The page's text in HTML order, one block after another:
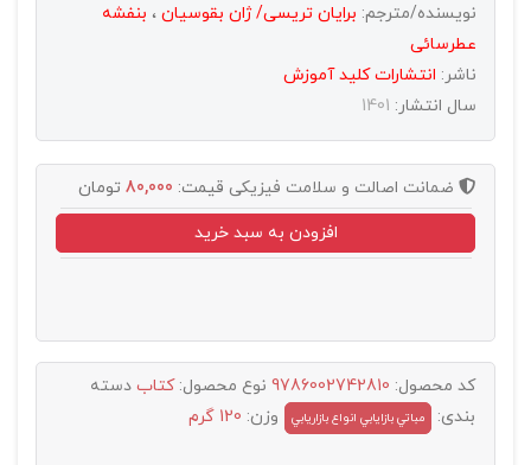
نویسنده/مترجم: برایان تریسی/ ژان بقوسیان ، بنفشه
عطرسائی
ناشر: انتشارات كليد آموزش
سال انتشار: 1401
ضمانت اصالت و سلامت فیزیکی قیمت: 80,000 تومان
افزودن به سبد خرید
کد محصول: 9786002742810 نوع محصول:کتاب دسته
بندی:
مباتي بازايابي انواع بازاريابي وزن: 120 گرم